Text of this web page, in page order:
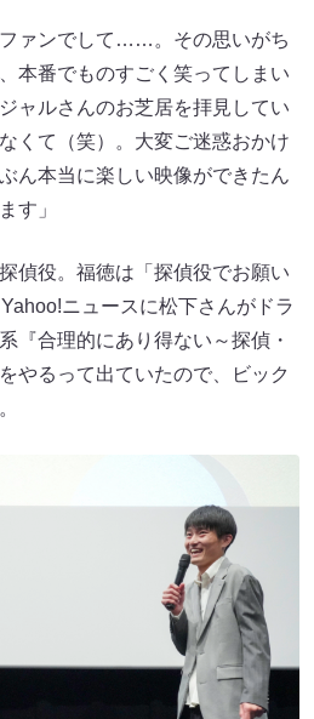
ファンでして……。その思いがち
本番でものすごく笑ってしまい
ャルさんのお芝居を拝見してい
くて（笑）。大変ご迷惑おかけ
ん本当に楽しい映像ができたん
す」
偵役。福徳は「探偵役でお願い
ニュースに松下さんがドラ
『合理的にあり得ない～探偵・
やるって出ていたので、ビック